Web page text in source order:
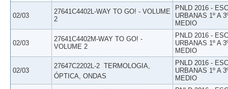
02/03
27641C4402L-WAY TO GO! - VOLUME
2
PNLD 2016 -
URBANAS 1º A
MEDIO
02/03
27641C4402M-WAY TO GO! -
VOLUME 2
PNLD 2016 -
URBANAS 1º A
MEDIO
02/03
27647C2202L-2  TERMOLOGIA,
ÓPTICA, ONDAS
PNLD 2016 -
URBANAS 1º A
MEDIO